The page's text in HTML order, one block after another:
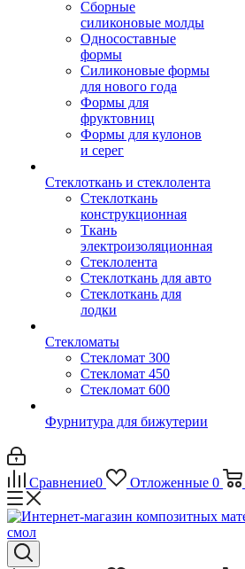
Сборные
силиконовые молды
Односоставные
формы
Силиконовые формы
для нового года
Формы для
фруктовниц
Формы для кулонов
и серег
Стеклоткань и стеклолента
Стеклоткань
конструкционная
Ткань
электроизоляционная
Стеклолента
Стеклоткань для авто
Стеклоткань для
лодки
Стекломаты
Стекломат 300
Стекломат 450
Стекломат 600
Фурнитура для бижутерии
Сравнение0 Отложенные 0